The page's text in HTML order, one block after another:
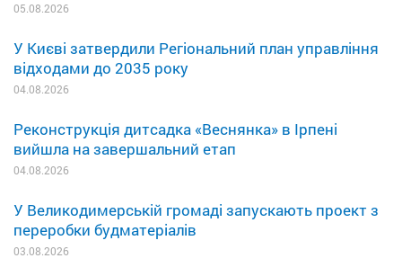
05.08.2026
У Києві затвердили Регіональний план управління
відходами до 2035 року
04.08.2026
Реконструкція дитсадка «Веснянка» в Ірпені
вийшла на завершальний етап
04.08.2026
У Великодимерській громаді запускають проект з
переробки будматеріалів
03.08.2026